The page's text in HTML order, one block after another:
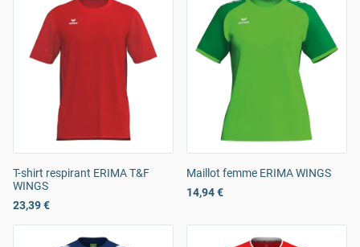
T-shirt respirant ERIMA T&F
WINGS
23,39 €
Maillot femme ERIMA WINGS
14,94 €